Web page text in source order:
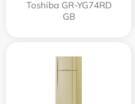
Toshiba GR-YG74RD
GB